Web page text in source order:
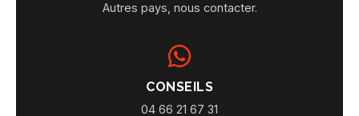
Autres pays, nous contacter.
CONSEILS
04 66 21 67 31